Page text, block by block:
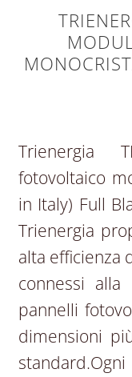
Trienergia
fotovoltaico
in Italy) Full
Trienergia
alta efficienza
connessi
pannelli
dimensioni